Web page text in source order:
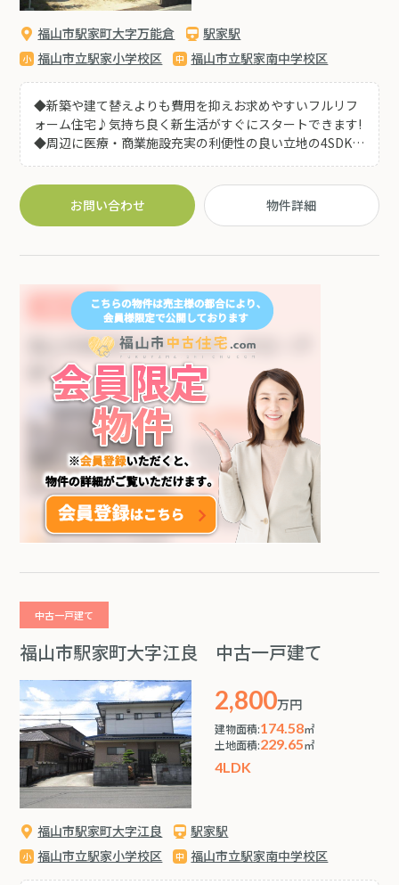
福山市駅家町大字万能倉
駅家駅
福山市立駅家小学校区
福山市立駅家南中学校区
◆新築や建て替えよりも費用を抑えお求めやすいフルリフ
ォーム住宅♪気持ち良く新生活がすぐにスタートできます!
◆周辺に医療・商業施設充実の利便性の良い立地の4SDK！
お問い合わせ 物件詳細
中古一戸建て
福山市駅家町大字江良 中古一戸建て
2,800万円
建物面積:174.58㎡
土地面積:229.65㎡
4LDK
福山市駅家町大字江良
駅家駅
福山市立駅家小学校区
福山市立駅家南中学校区